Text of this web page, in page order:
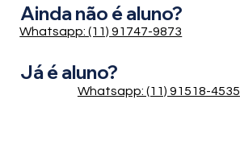
Ainda não é aluno?
Já é aluno?
Whatsapp: (11) 91747-9873
Whatsapp: (11) 91518-4535